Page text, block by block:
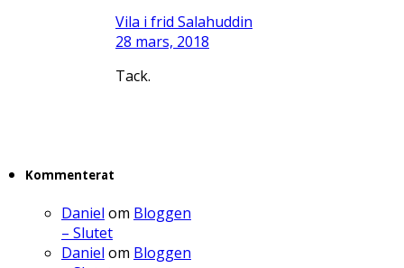
Vila i frid Salahuddin
28 mars, 2018
Tack.
Kommenterat
Daniel om Bloggen
– Slutet
Daniel om Bloggen